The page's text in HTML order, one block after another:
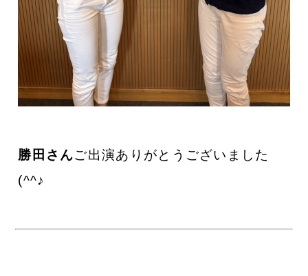
勝田さんご出演ありがとうございました
(^^♪